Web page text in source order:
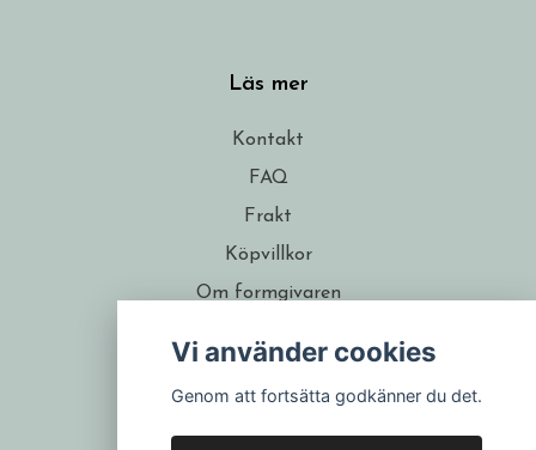
Läs mer
Kontakt
FAQ
Frakt
Köpvillkor
Om formgivaren
Vi använder cookies
Genom att fortsätta godkänner du det.